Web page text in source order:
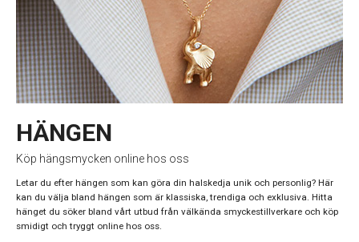
HÄNGEN
Köp hängsmycken online hos oss
Letar du efter hängen som kan göra din halskedja unik och personlig? Här
kan du välja bland hängen som är klassiska, trendiga och exklusiva. Hitta
hänget du söker bland vårt utbud från välkända smyckestillverkare och köp
smidigt och tryggt online hos oss.